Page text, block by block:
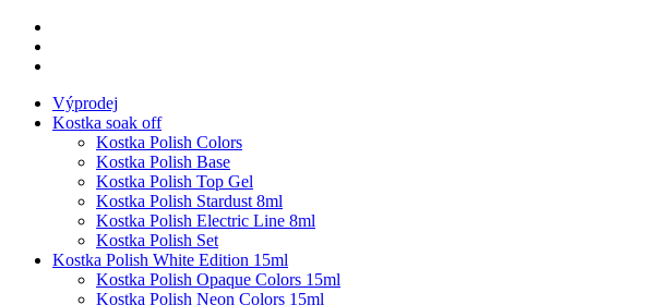
Výprodej
Kostka soak off
Kostka Polish Colors
Kostka Polish Base
Kostka Polish Top Gel
Kostka Polish Stardust 8ml
Kostka Polish Electric Line 8ml
Kostka Polish Set
Kostka Polish White Edition 15ml
Kostka Polish Opaque Colors 15ml
Kostka Polish Neon Colors 15ml